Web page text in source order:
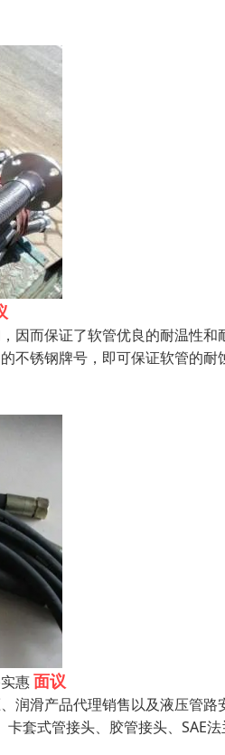
因而保证了软管优良的耐温性
不锈钢牌号，即可保证软管的耐
惠面议
润滑产品代理销售以及液压管
套式管接头、胶管接头、SAE